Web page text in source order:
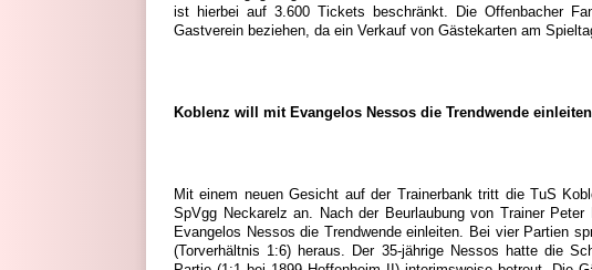
ist hierbei auf 3.600 Tickets beschränkt. Die Offenbacher
Gastverein beziehen, da ein Verkauf von Gästekarten am
Koblenz will mit Evangelos Nessos die Trendwende einleiten
Mit einem neuen Gesicht auf der Trainerbank tritt die TuS
SpVgg Neckarelz an. Nach der Beurlaubung von Trainer
Evangelos Nessos die Trendwende einleiten. Bei vier Partien
(Torverhältnis 1:6) heraus. Der 35-jährige Nessos hatte die